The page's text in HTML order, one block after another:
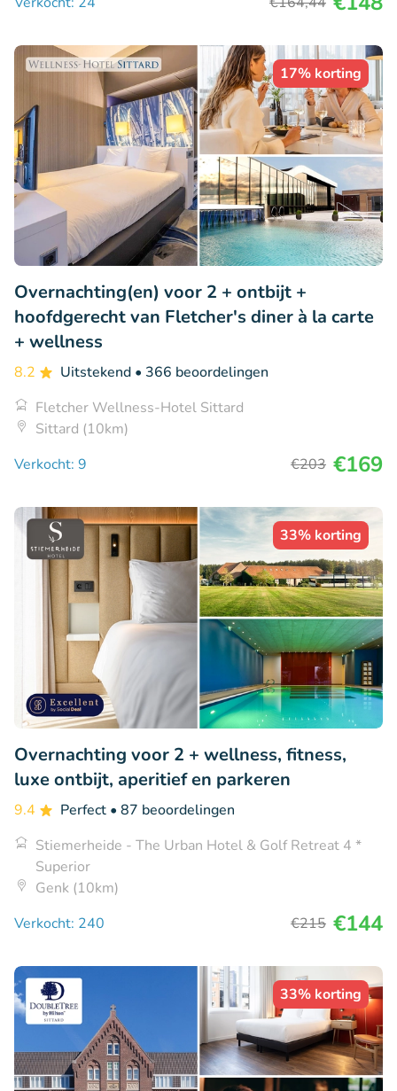
17% korting
Overnachting(en) voor 2 + ontbijt +
hoofdgerecht van Fletcher's diner à la carte
+ wellness
8.2 Uitstekend • 366 beoordelingen
Fletcher Wellness-Hotel Sittard
Sittard (10km)
Verkocht: 9
€203 €169
33% korting
Overnachting voor 2 + wellness, fitness,
luxe ontbijt, aperitief en parkeren
9.4 Perfect • 87 beoordelingen
Stiemerheide - The Urban Hotel & Golf Retreat 4 *
Superior
Genk (10km)
Verkocht: 240
€215 €144
33% korting